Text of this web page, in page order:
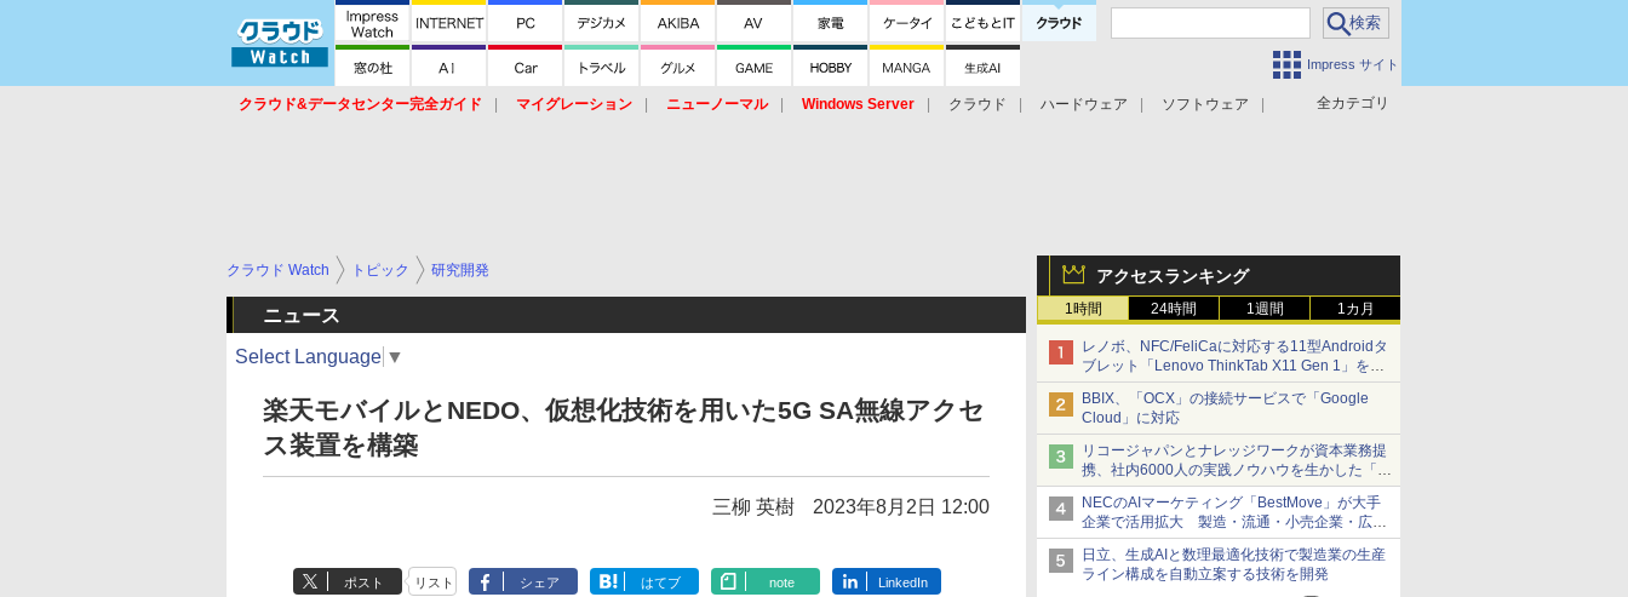
Impress サイト
全カテゴリ
クラウド&データセンター完全ガイド マイグレーション ニューノーマル Windows Server クラウド ハードウェア
ソフトウェア
アクセスランキング
1時間 24時間 1週間 1カ月
レノボ、NFC/FeliCaに対応する11型Androidタ
ブレット「Lenovo ThinkTab X11 Gen 1」を発
売
BBIX、「OCX」の接続サービスで「Google
Cloud」に対応
リコージャパンとナレッジワークが資本業務提
携、社内6000人の実践ノウハウを生かした「AI
商談記録 for RICOH」を展開へ
NECのAIマーケティング「BestMove」が大手
企業で活用拡大 製造・流通・小売企業・広告
代理店などが実装フェーズへ
日立、生成AIと数理最適化技術で製造業の生産
ライン構成を自動立案する技術を開発
クラウド Watch トピック 研究開発
ニュース
Select Language ▼
楽天モバイルとNEDO、仮想化技術を用いた5G SA無線アクセ
ス装置を構築
三柳 英樹 2023年8月2日 12:00
ポスト リスト シェア はてブ note LinkedIn